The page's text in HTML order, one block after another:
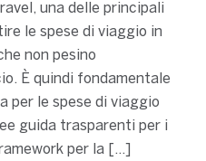
una delle principali
le spese di viaggio in
non pesino
È quindi fondamentale
per le spese di viaggio
guida trasparenti per i
per la […]